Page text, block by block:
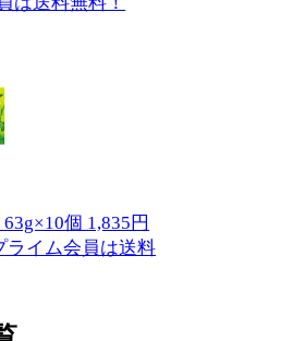
個 1,835円
ライム会員は送料